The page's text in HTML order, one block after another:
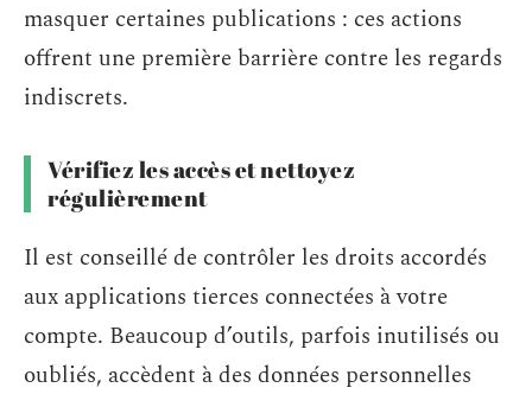
masquer certaines publications : ces actions
offrent une première barrière contre les regards
indiscrets.
Vérifiez les accès et nettoyez
régulièrement
Il est conseillé de contrôler les droits accordés
aux applications tierces connectées à votre
compte. Beaucoup d’outils, parfois inutilisés ou
oubliés, accèdent à des données personnelles